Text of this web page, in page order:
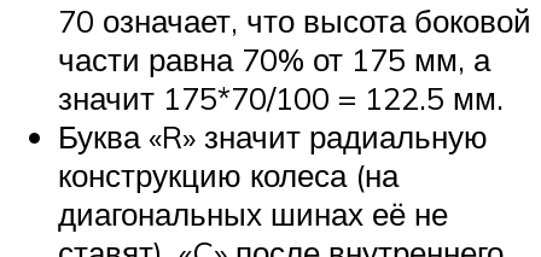
70 означает, что высота боковой
части равна 70% от 175 мм, а
значит 175*70/100 = 122.5 мм.
Буква «R» значит радиальную
конструкцию колеса (на
диагональных шинах её не